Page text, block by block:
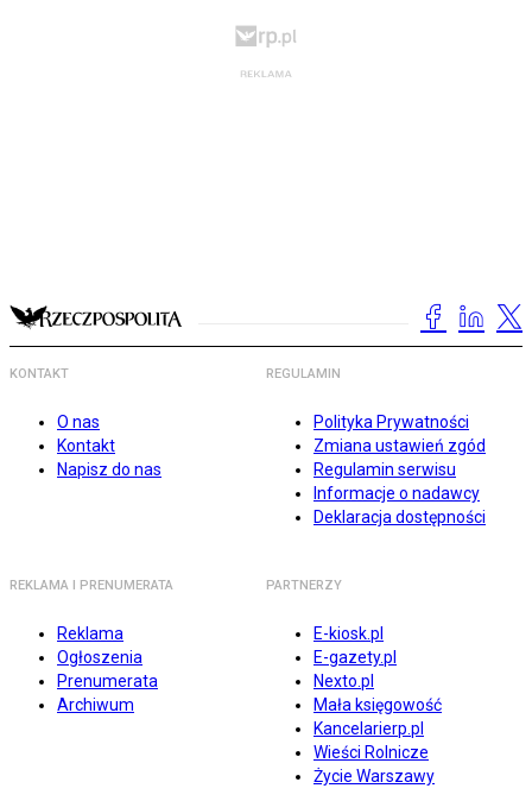
KONTAKT
O nas
Kontakt
Napisz do nas
REGULAMIN
Polityka Prywatności
Zmiana ustawień zgód
Regulamin serwisu
Informacje o nadawcy
Deklaracja dostępności
REKLAMA I PRENUMERATA
Reklama
Ogłoszenia
Prenumerata
Archiwum
PARTNERZY
E-kiosk.pl
E-gazety.pl
Nexto.pl
Mała księgowość
Kancelarierp.pl
Wieści Rolnicze
Życie Warszawy